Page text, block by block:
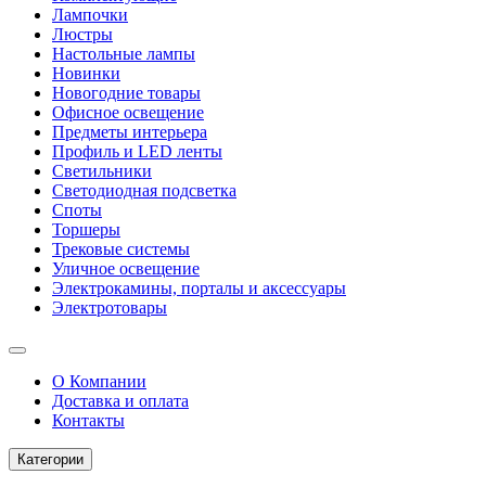
Лампочки
Люстры
Настольные лампы
Новинки
Новогодние товары
Офисное освещение
Предметы интерьера
Профиль и LED ленты
Светильники
Светодиодная подсветка
Споты
Торшеры
Трековые системы
Уличное освещение
Электрокамины, порталы и аксессуары
Электротовары
О Компании
Доставка и оплата
Контакты
Категории